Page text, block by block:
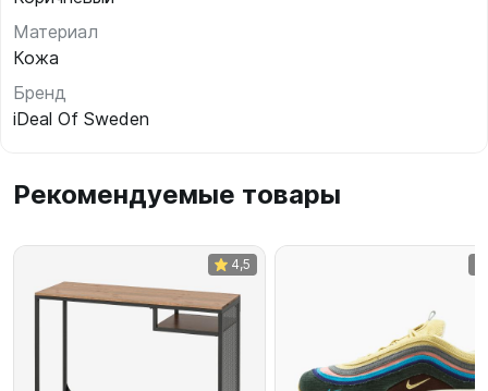
Материал
Кожа
Бренд
iDeal Of Sweden
Рекомендуемые товары
4,5